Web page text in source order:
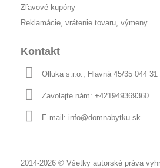
Zľavové kupóny
Reklamácie, vrátenie tovaru, výmeny ...
Kontakt
Olluka s.r.o., Hlavná 45/35 044
Zavolajte nám: +421949369360
E-mail: info@domnabytku.sk
2014-2026 © Všetky autorské práva